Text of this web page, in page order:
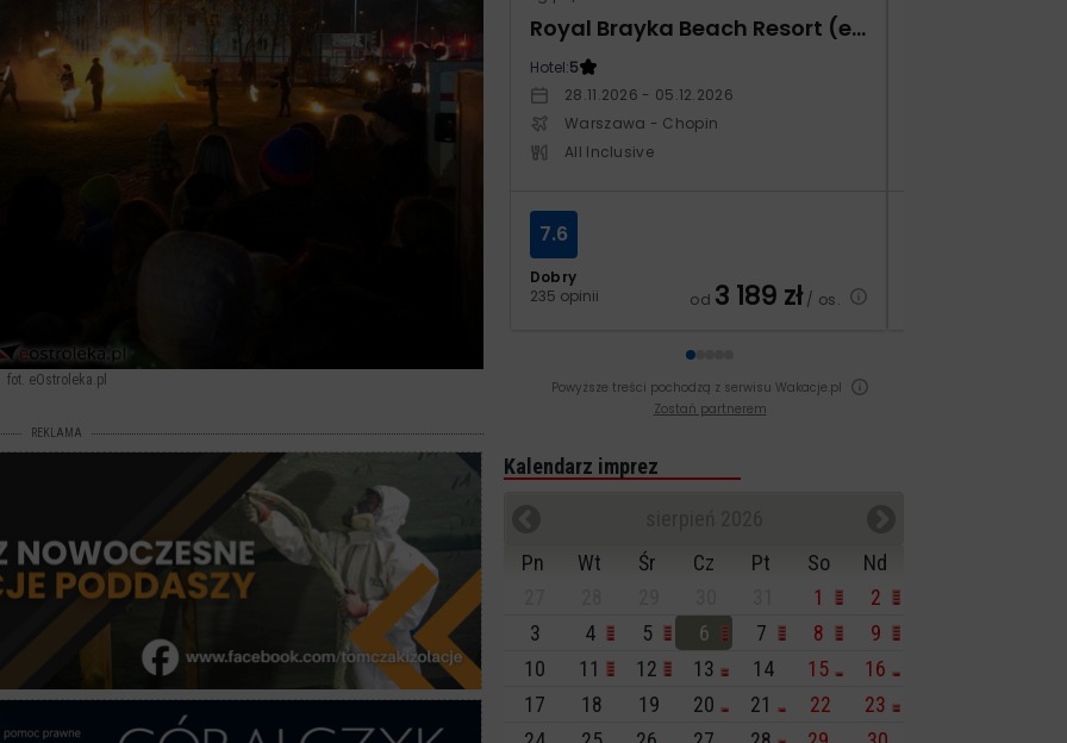
fot. eOstroleka.pl
REKLAMA
Royal Brayka Beach Resort (ex Zee Brayka)
Hotel:5
28.11.2026 - 05.12.2026
Warszawa - Chopin
All Inclusive
Dobry
235 opinii
7.6
od 3 189 zł/ os.
Powyższe treści pochodzą z serwisu Wakacje.pl
Zostań partnerem
Kalendarz imprez
Pn
Wt Śr Cz Pt So
Nd
1
2
3
4 5 6 7 8
9
10
11 12 13 14 15
16
17
18 19 20 21 22
23